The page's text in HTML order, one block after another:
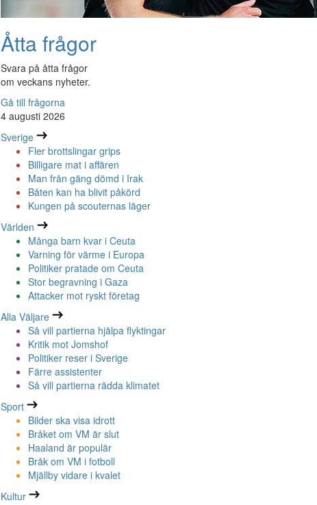
Åtta frågor
Svara på åtta frågor
om veckans nyheter.
Gå till frågorna
4 augusti 2026
Sverige
Fler brottslingar grips
Billigare mat i affären
Man från gäng dömd i Irak
Båten kan ha blivit påkörd
Kungen på scouternas läger
Världen
Många barn kvar i Ceuta
Varning för värme i Europa
Politiker pratade om Ceuta
Stor begravning i Gaza
Attacker mot ryskt företag
Alla Väljare
Så vill partierna hjälpa flyktingar
Kritik mot Jomshof
Politiker reser i Sverige
Färre assistenter
Så vill partierna rädda klimatet
Sport
Bilder ska visa idrott
Bråket om VM är slut
Haaland är populär
Bråk om VM i fotboll
Mjällby vidare i kvalet
Kultur